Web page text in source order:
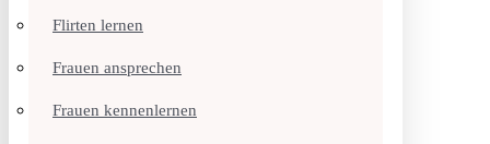
Flirten lernen
Frauen ansprechen
Frauen kennenlernen